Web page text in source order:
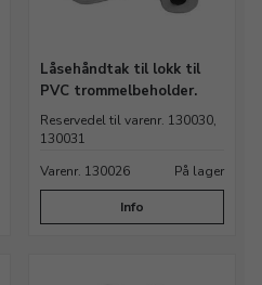
Låsehåndtak til lokk til
PVC trommelbeholder.
Reservedel til varenr. 130030,
130031
Varenr. 130026
På lager
Info